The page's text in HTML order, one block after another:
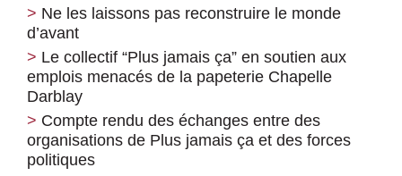
Ne les laissons pas reconstruire le monde
d’avant
Le collectif “Plus jamais ça” en soutien aux
emplois menacés de la papeterie Chapelle
Darblay
Compte rendu des échanges entre des
organisations de Plus jamais ça et des forces
politiques